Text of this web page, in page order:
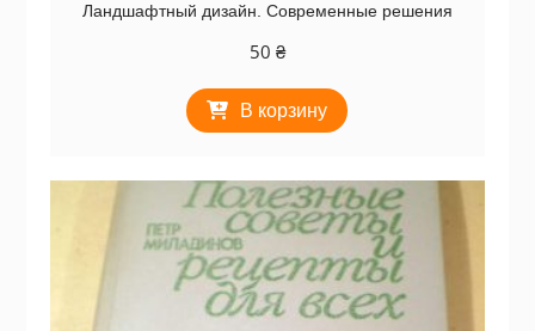
Ландшафтный дизайн. Современные решения
50 ₴
В корзину